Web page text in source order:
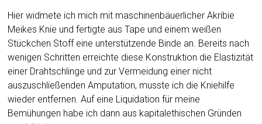
Hier widmete ich mich mit maschinenbäuerlicher Akribie
Meikes Knie und fertigte aus Tape und einem weißen
Stückchen Stoff eine unterstützende Binde an. Bereits nach
wenigen Schritten erreichte diese Konstruktion die Elastizität
einer Drahtschlinge und zur Vermeidung einer nicht
auszuschließenden Amputation, musste ich die Kniehilfe
wieder entfernen. Auf eine Liquidation für meine
Bemühungen habe ich dann aus kapitalethischen Gründen